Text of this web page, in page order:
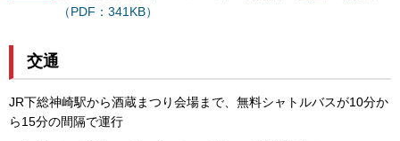
（PDF：341KB）
交通
JR下総神崎駅から酒蔵まつり会場まで、無料シャトルバスが10分か
ら15分の間隔で運行